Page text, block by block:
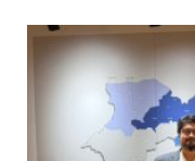
o
o
A
p
p
Li
n
k